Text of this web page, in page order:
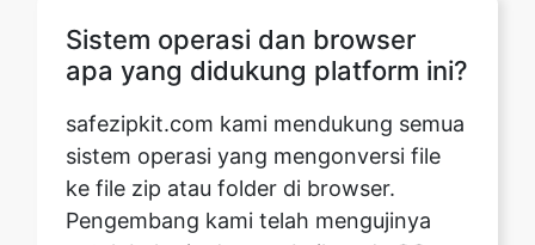
sistem operasi yang mengonversi file
ke file zip atau folder di browser.
Pengembang kami telah mengujinya
untuk bekerja dengan baik pada OS apa
pun (Misalnya Windows, Mac, Android,
dll.). Pastikan Anda menggunakan